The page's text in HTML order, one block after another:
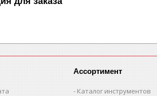
Ассортимент
Каталог инструментов